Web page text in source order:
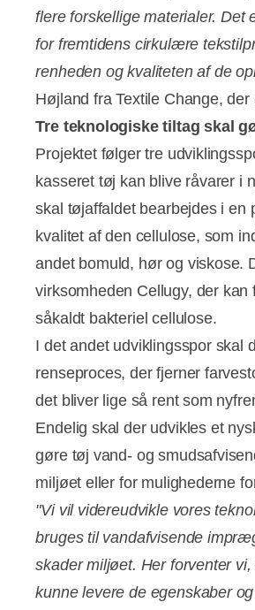
flere forskellige materialer.
for fremtidens cirkulære
renheden og kvaliteten af de
Højland fra Textile Change,
Tre teknologiske tiltag skal
Projektet følger tre
kasseret tøj kan blive råvarer i
skal tøjaffaldet bearbejdes i en
kvalitet af den cellulose, som
andet bomuld, hør og viskose.
virksomheden Cellugy, der
såkaldt bakteriel cellulose.
I det andet udviklingsspor skal
renseproces, der fjerner
det bliver lige så rent som
Endelig skal der udvikles et
gøre tøj vand- og
miljøet eller for mulighederne
"Vi vil videreudvikle vores
bruges til vandafvisende
skader miljøet. Her forventer
kunne levere de egenskaber